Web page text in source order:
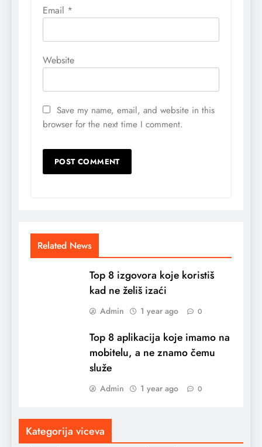
Email *
Website
Save my name, email, and website in this
browser for the next time I comment.
Related News
Top 8 izgovora koje koristiš
kad ne želiš izaći
Admin 1 year ago 0
Top 8 aplikacija koje imamo na
mobitelu, a ne znamo čemu
služe
Admin 1 year ago 0
Kategorija viceva